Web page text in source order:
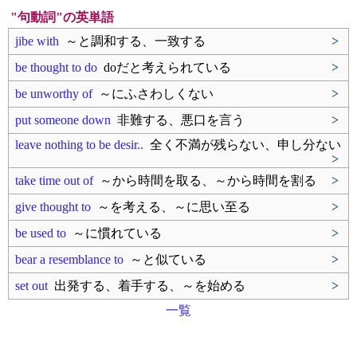
"句動詞"の英単語
jibe with ～と調和する、一致する
>
be thought to do doだと考えられている
>
be unworthy of～にふさわしくない
>
put someone down 非難する、悪口を言う
>
leave nothing to be desir.. 全く不満が残らない、申し分ない
>
take time out of～から時間を取る、～から時間を割る
>
give thought to ～を考える、～に思い至る
>
be used to ～に慣れている
>
bear a resemblance to ～と似ている
>
set out 出発する、着手する、～を始める
>
一覧